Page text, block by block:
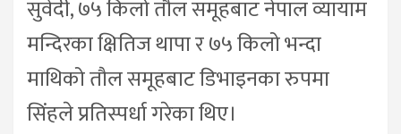
सुवेदी, ७५ किलो तौल समूहबाट नेपाल व्यायाम
मन्दिरका क्षितिज थापा र ७५ किलो भन्दा
माथिको तौल समूहबाट डिभाइनका रुपमा
सिंहले प्रतिस्पर्धा गरेका थिए।